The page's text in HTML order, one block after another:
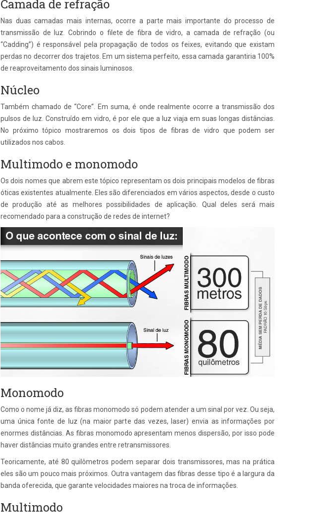
Camada de refração
Nas duas camadas mais internas, ocorre a parte mais importante do processo de
transmissão de luz. Cobrindo o filete de fibra de vidro, a camada de refração (ou
“Cadding”) é responsável pela propagação de todos os feixes, evitando que existam
perdas no decorrer dos trajetos. Em um sistema perfeito, essa camada garantiria 100%
de reaproveitamento dos sinais luminosos.
Núcleo
Também chamado de “Core”. Em suma, é onde realmente ocorre a transmissão dos
pulsos de luz. Construído em vidro, é por ele que a luz viaja em suas longas distâncias.
No próximo tópico mostraremos os dois tipos de fibras de vidro que podem ser
utilizados nos cabos.
Multimodo e monomodo
Os dois nomes que abrem este tópico representam os dois principais modelos de fibras
óticas existentes atualmente. Eles são diferenciados em vários aspectos, desde o custo
de produção até as melhores possibilidades de aplicação. Qual deles será mais
recomendado para a construção de redes de internet?
Monomodo
Como o nome já diz, as fibras monomodo só podem atender a um sinal por vez. Ou seja,
uma única fonte de luz (na maior parte das vezes, laser) envia as informações por
enormes distâncias. As fibras monomodo apresentam menos dispersão, por isso pode
haver distâncias muito grandes entre retransmissores.
Teoricamente, até 80 quilômetros podem separar dois transmissores, mas na prática
eles são um pouco mais próximos. Outra vantagem das fibras desse tipo é a largura da
banda oferecida, que garante velocidades maiores na troca de informações.
Multimodo